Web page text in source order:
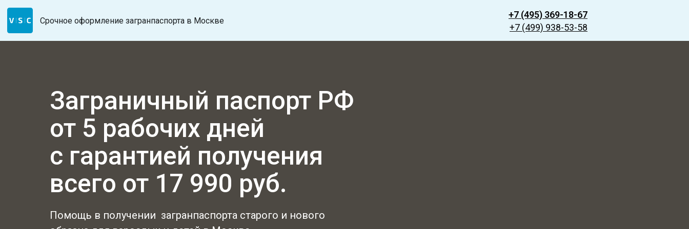
Срочное оформление загранпаспорта в Москве
+7 (495) 369-18-67
+7 (499) 938-53-58
Заграничный паспорт РФ
от 5 рабочих дней
с гарантией получения
всего от 17 990 руб.
Помощь в получении загранпаспорта старого и нового